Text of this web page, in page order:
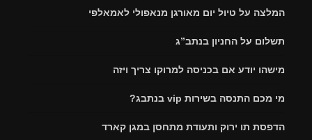
המלצה על טיול יום מאורגן מנאפולי לאמאלפי
תשלום על החניון בנתב”ג
מישהו יודע אם בכניסה למרוקו צריך ויזה
מי מכם התנסה בשירות vip בנתבג?
הדפסת תו ירוק ותעודת מתחסן במגן קארד